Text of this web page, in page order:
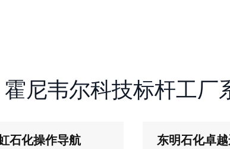
霍尼韦尔科技标杆工厂
石化操作导航
东明石化卓